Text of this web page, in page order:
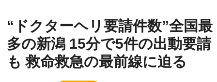
“ドクターヘリ要請件数”全国最
多の新潟 15分で5件の出動要請
も 救命救急の最前線に迫る